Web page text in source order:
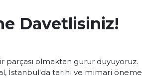
Davetlisiniz!
parçası olmaktan gurur duyuyoruz.
İstanbul'da tarihi ve mimari öneme